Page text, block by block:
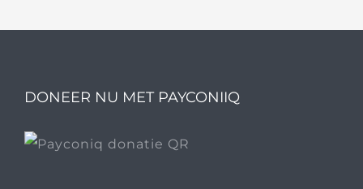
DONEER NU MET PAYCONIIQ